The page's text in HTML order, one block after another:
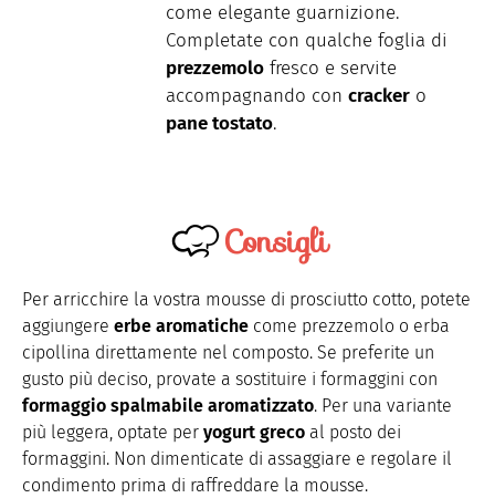
come elegante guarnizione.
Completate con qualche foglia di
prezzemolo fresco e servite
accompagnando con cracker o
pane tostato.
Consigli
Per arricchire la vostra mousse di prosciutto cotto, potete
aggiungere erbe aromatiche come prezzemolo o erba
cipollina direttamente nel composto. Se preferite un
gusto più deciso, provate a sostituire i formaggini con
formaggio spalmabile aromatizzato. Per una variante
più leggera, optate per yogurt greco al posto dei
formaggini. Non dimenticate di assaggiare e regolare il
condimento prima di raffreddare la mousse.